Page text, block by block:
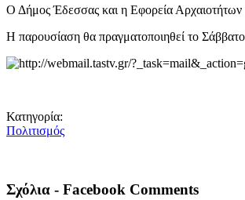
Ο Δήμος Έδεσσας και η Εφορεία Αρχαιοτήτων
Η παρουσίαση θα πραγματοποιηθεί το
Κατηγορία:
Πολιτισμός
Σχόλια - Facebook Comments